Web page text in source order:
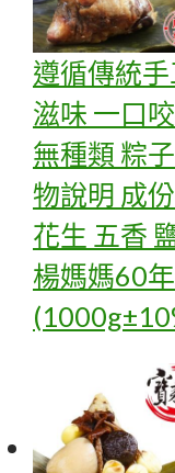
遵循傳統
滋味 一口
無種類 粽
物說明 成
花生 五香
楊媽媽60